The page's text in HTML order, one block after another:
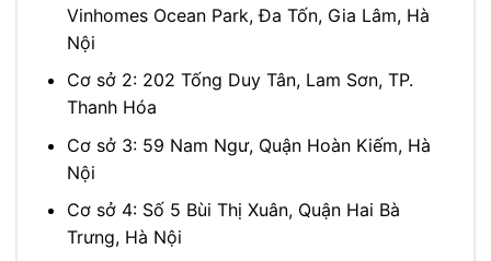
Vinhomes Ocean Park, Đa Tốn, Gia Lâm, Hà
Nội
Cơ sở 2: 202 Tống Duy Tân, Lam Sơn, TP.
Thanh Hóa
Cơ sở 3: 59 Nam Ngư, Quận Hoàn Kiếm, Hà
Nội
Cơ sở 4: Số 5 Bùi Thị Xuân, Quận Hai Bà
Trưng, Hà Nội